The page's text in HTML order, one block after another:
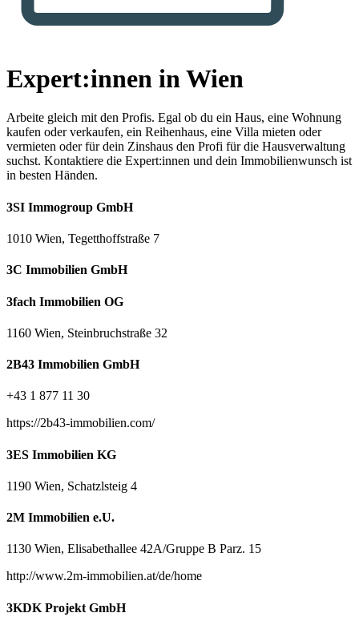
Expert:innen in Wien
Arbeite gleich mit den Profis. Egal ob du ein Haus, eine Wohnung
kaufen oder verkaufen, ein Reihenhaus, eine Villa mieten oder
vermieten oder für dein Zinshaus den Profi für die Hausverwaltung
suchst. Kontaktiere die Expert:innen und dein Immobilienwunsch ist
in besten Händen.
3SI Immogroup GmbH
1010 Wien, Tegetthoffstraße 7
3C Immobilien GmbH
3fach Immobilien OG
1160 Wien, Steinbruchstraße 32
2B43 Immobilien GmbH
+43 1 877 11 30
https://2b43-immobilien.com/
3ES Immobilien KG
1190 Wien, Schatzlsteig 4
2M Immobilien e.U.
1130 Wien, Elisabethallee 42A/Gruppe B Parz. 15
http://www.2m-immobilien.at/de/home
3KDK Projekt GmbH